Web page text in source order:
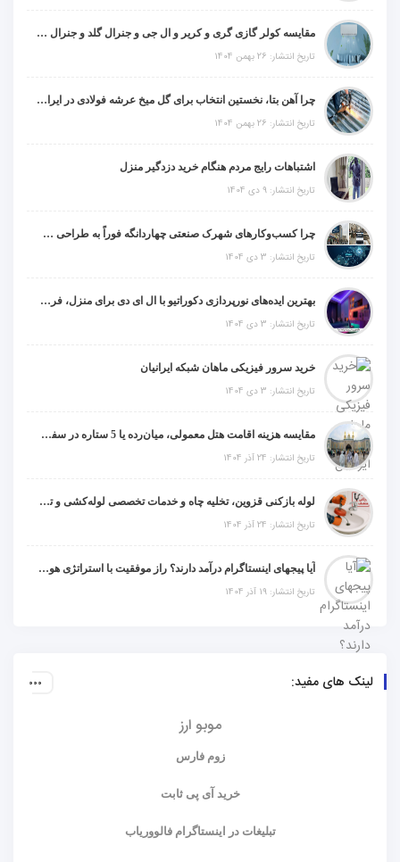
مقایسه کولر گازی گری و کریر و ال جی و جنرال گلد و جنرال شکار و سامسونگ و یونیوا
تاریخ انتشار: 26 بهمن 1404
چرا آهن بتا، نخستین انتخاب برای گل میخ عرشه فولادی در ایران است؟
تاریخ انتشار: 26 بهمن 1404
اشتباهات رایج مردم هنگام خرید دزدگیر منزل
تاریخ انتشار: 9 دی 1404
چرا کسب‌وکارهای شهرک صنعتی چهاردانگه فوراً به طراحی سایت نیاز دارند؟
تاریخ انتشار: 3 دی 1404
بهترین ایده‌های نورپردازی دکوراتیو با ال ای دی برای منزل، فروشگاه و دفتر کار
تاریخ انتشار: 3 دی 1404
خرید سرور فیزیکی ماهان شبکه ایرانیان
تاریخ انتشار: 3 دی 1404
مقایسه هزینه اقامت هتل معمولی، میان‌رده یا 5 ستاره در سفر زیارتی عراق
تاریخ انتشار: 24 آذر 1404
لوله بازکنی قزوین، تخلیه چاه و خدمات تخصصی لوله‌کشی و تشخیص ترکیدگی
تاریخ انتشار: 24 آذر 1404
آیا پیجهای اینستاگرام درآمد دارند؟ راز موفقیت با استراتژی هوشمندانه
تاریخ انتشار: 19 آذر 1404
لینک های مفید:
موبو ارز
زوم فارس
خرید آی پی ثابت
تبلیغات در اینستاگرام فالووریاب